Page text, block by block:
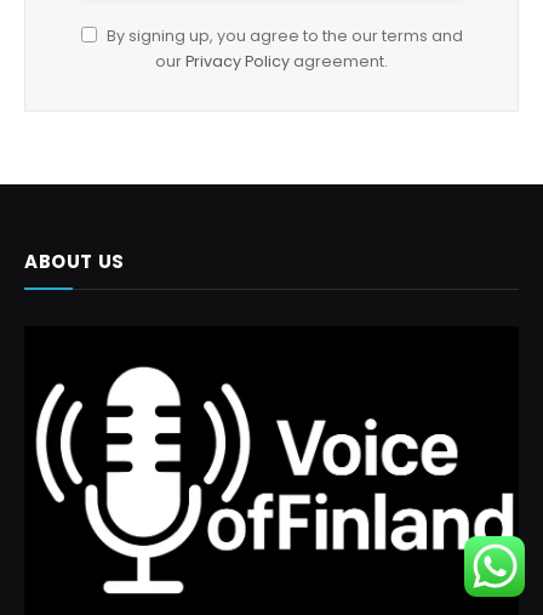
By signing up, you agree to the our terms and
ourPrivacy Policy agreement.
ABOUT US